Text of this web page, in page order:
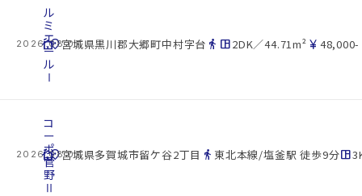
2026.08.07
cottage
ル
ミ
エ
ー
ル
Ⅰ
location_on宮城県黒川郡大郷町中村字台 directions_walk space_dashboard2DK／44.71m² currency_yen 48,000-
2026.08.07
cottage
コ
ー
ポ
菅
野
Ⅱ
location_on宮城県多賀城市留ケ谷2丁目 directions_walk 東北本線/塩釜駅 徒歩9分space_dashboard